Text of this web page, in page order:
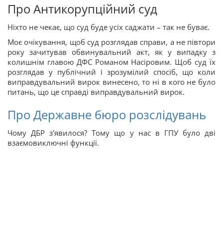
Про Антикорупційний суд
Ніхто не чекає, що суд буде усіх саджати – так не буває.
Моє очікування, щоб суд розглядав справи, а не півтори
року зачитував обвинувальний акт, як у випадку з
колишнім главою ДФС Романом Насіровим. Щоб суд їх
розглядав у публічний і зрозумілий спосіб, що коли
виправдувальний вирок винесено, то ні в кого не було
питань, що це справді виправдувальний вирок.
Про Державне бюро розслідувань
Чому ДБР з'явилося? Тому що у нас в ГПУ було дві
взаємовиключні функції.